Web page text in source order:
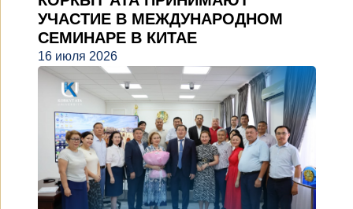
УЧАСТИЕ В МЕЖДУНАРОДНОМ
СЕМИНАРЕ В КИТАЕ
16 июля 2026